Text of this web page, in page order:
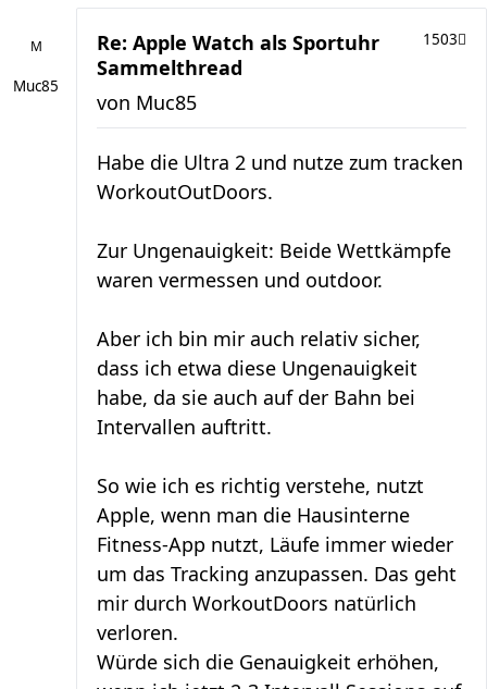
Muc85
Re: Apple Watch als Sportuhr
Sammelthread
1503
von Muc85
Habe die Ultra 2 und nutze zum tracken
WorkoutOutDoors.
Zur Ungenauigkeit: Beide Wettkämpfe
waren vermessen und outdoor.
Aber ich bin mir auch relativ sicher,
dass ich etwa diese Ungenauigkeit
habe, da sie auch auf der Bahn bei
Intervallen auftritt.
So wie ich es richtig verstehe, nutzt
Apple, wenn man die Hausinterne
Fitness-App nutzt, Läufe immer wieder
um das Tracking anzupassen. Das geht
mir durch WorkoutDoors natürlich
verloren.
Würde sich die Genauigkeit erhöhen,